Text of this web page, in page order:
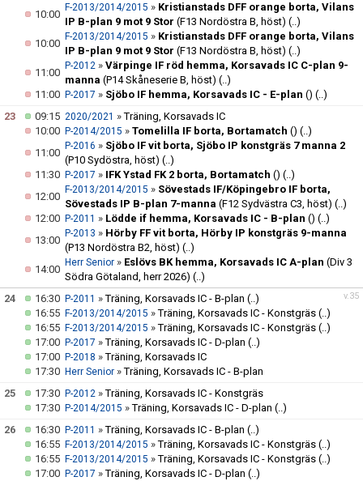
10:00
F-2013/2014/2015 » Kristianstads DFF orange borta, Vilans
IP B-plan 9 mot 9 Stor (F13 Nordöstra B, höst) (..)
10:00
F-2013/2014/2015 » Kristianstads DFF orange borta, Vilans
IP B-plan 9 mot 9 Stor (F13 Nordöstra B, höst) (..)
11:00
P-2012 » Värpinge IF röd hemma, Korsavads IC C-plan 9-
manna (P14 Skåneserie B, höst) (..)
11:00 P-2017 » Sjöbo IF hemma, Korsavads IC - E-plan () (..)
23
09:15 2020/2021 »Träning, Korsavads IC
10:00 P-2014/2015 » Tomelilla IF borta, Bortamatch () (..)
11:00
P-2016 » Sjöbo IF vit borta, Sjöbo IP konstgräs 7 manna 2
(P10 Sydöstra, höst) (..)
11:30 P-2017 » IFK Ystad FK 2 borta, Bortamatch () (..)
12:00
F-2013/2014/2015 » Sövestads IF/Köpingebro IF borta,
Sövestads IP B-plan 7-manna (F12 Sydvästra C3, höst) (..)
12:00 P-2011 » Lödde if hemma, Korsavads IC - B-plan () (..)
13:00
P-2013 » Hörby FF vit borta, Hörby IP konstgräs 9-manna
(P13 Nordöstra B2, höst) (..)
14:00
Herr Senior » Eslövs BK hemma, Korsavads IC A-plan (Div 3
Södra Götaland, herr 2026) (..)
v.35
24 16:30 P-2011 »Träning, Korsavads IC - B-plan (..)
16:55 F-2013/2014/2015 »Träning, Korsavads IC - Konstgräs (..)
16:55 F-2013/2014/2015 »Träning, Korsavads IC - Konstgräs (..)
17:00 P-2017 »Träning, Korsavads IC - D-plan (..)
17:00 P-2018 »Träning, Korsavads IC
17:30 Herr Senior »Träning, Korsavads IC - B-plan
25
17:30 P-2012 »Träning, Korsavads IC - Konstgräs
17:30 P-2014/2015 »Träning, Korsavads IC - D-plan (..)
26
16:30 P-2011 »Träning, Korsavads IC - B-plan (..)
16:55 F-2013/2014/2015 »Träning, Korsavads IC - Konstgräs (..)
16:55 F-2013/2014/2015 »Träning, Korsavads IC - Konstgräs (..)
17:00 P-2017 »Träning, Korsavads IC - D-plan (..)